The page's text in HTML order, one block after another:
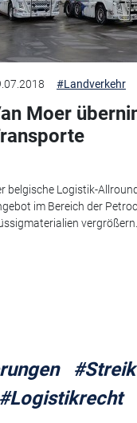
#Landverkehr
Moer
belgische Logistik-
im Bereich der
vergrößern.
#Streik